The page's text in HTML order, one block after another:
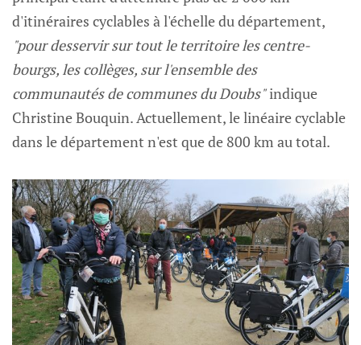
d'itinéraires cyclables à l'échelle du département,
"pour desservir sur tout le territoire les centre-
bourgs, les collèges, sur l'ensemble des
communautés de communes du Doubs"indique
Christine Bouquin. Actuellement, le linéaire cyclable
dans le département n'est que de 800 km au total.